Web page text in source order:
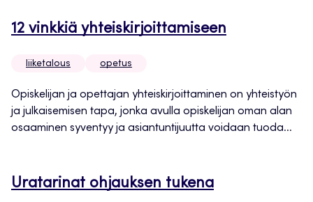
12 vinkkiä yhteiskirjoittamiseen
liiketalous opetus
Opiskelijan ja opettajan yhteiskirjoittaminen on yhteistyön
ja julkaisemisen tapa, jonka avulla opiskelijan oman alan
osaaminen syventyy ja asiantuntijuutta voidaan tuoda...
Uratarinat ohjauksen tukena